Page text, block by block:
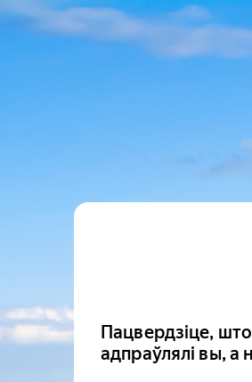
Пацвердзіце,
адпраўлялі вы, а